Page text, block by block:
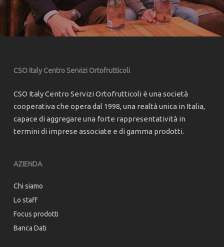
CSO Italy Centro Servizi Ortofrutticoli
CSO Italy Centro Servizi Ortofrutticoli è una società
cooperativa che opera dal 1998, una realtà unica in Italia,
capace di aggregare una forte rappresentatività in
termini di imprese associate e di gamma prodotti.
AZIENDA
Chi siamo
Lo staff
Focus prodotti
Banca Dati